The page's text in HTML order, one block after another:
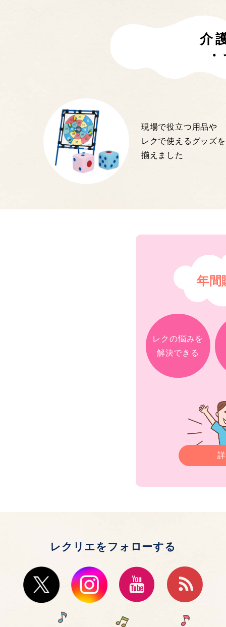
介
現場で役立つ用品や
レクで使えるグッズを
揃えました
年間
レクの悩みを
解決できる
レクリエをフォローする